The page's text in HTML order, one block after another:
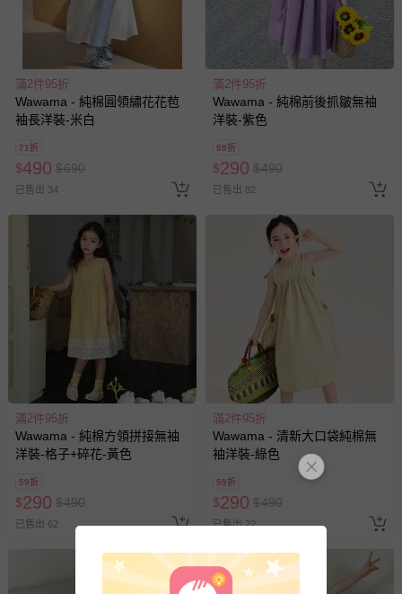
滿2件95折
Wawama - 純棉圓領繡花花苞
袖長洋裝-米白
71折
$490 $690
已售出 34
滿2件95折
Wawama - 純棉前後抓皺無袖
洋裝-紫色
59折
$290 $490
已售出 82
滿2件95折
Wawama - 純棉方領拼接無袖
洋裝-格子+碎花-黃色
59折
$290 $490
已售出 62
滿2件95折
Wawama - 清新大口袋純棉無
袖洋裝-綠色
59折
$290 $490
已售出 22